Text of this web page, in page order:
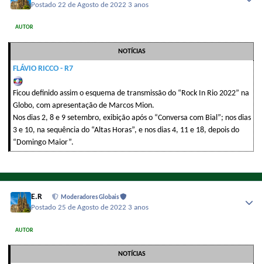
Postado22 de Agosto de 2022 3 anos
AUTOR
NOTÍCIAS
FLÁVIO RICCO - R7
Ficou definido assim o esquema de transmissão do “Rock In Rio 2022” na
Globo, com apresentação de Marcos Mion.
Nos dias 2, 8 e 9 setembro, exibição após o “Conversa com Bial”; nos dias
3 e 10, na sequência do “Altas Horas”, e nos dias 4, 11 e 18, depois do
“Domingo Maior”.
E.R Moderadores Globais
Postado25 de Agosto de 2022 3 anos
AUTOR
NOTÍCIAS